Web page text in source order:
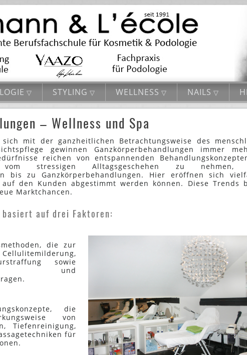
STYLING WELLNESS NAILS
– Wellness und Spa
mit der ganzheitlichen Betrachtungsweise des
gewinnen Ganzkörperbehandlungen immer
reichen von entspannenden
stressigen Alltagsgeschehen zu nehmen,
bis zu Ganzkörperbehandlungen. Hier eröffnen sich
den Kunden abgestimmt werden können. Diese Trends
Marktchancen.
basiert auf drei Faktoren:
die zur
sowie
und
die
von
Tiefenreinigung,
für